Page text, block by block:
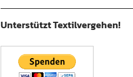
Unterstützt Textilvergehen!